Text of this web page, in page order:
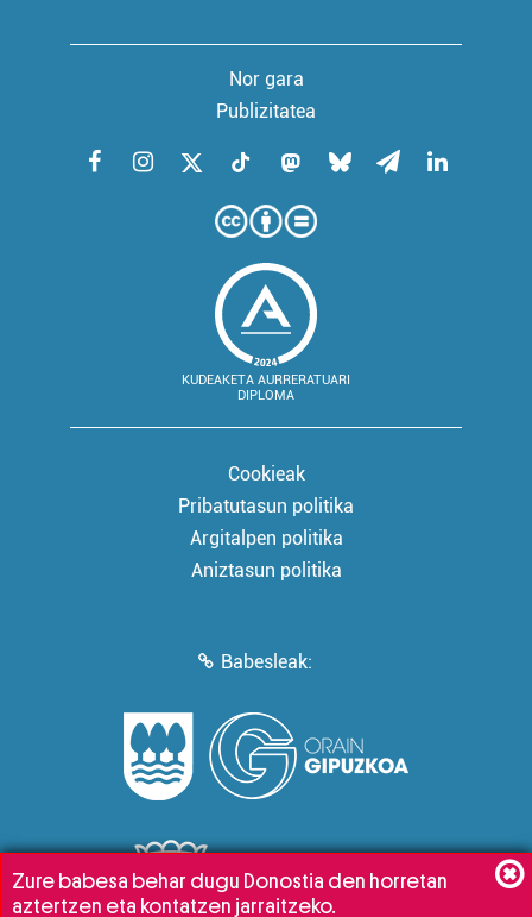
Nor gara
Publizitatea
KUDEAKETA AURRERATUARI
DIPLOMA
Cookieak
Pribatutasun politika
Argitalpen politika
Aniztasun politika
Babesleak:
Zure babesa behar dugu Donostia den horretan
aztertzen eta kontatzen jarraitzeko.